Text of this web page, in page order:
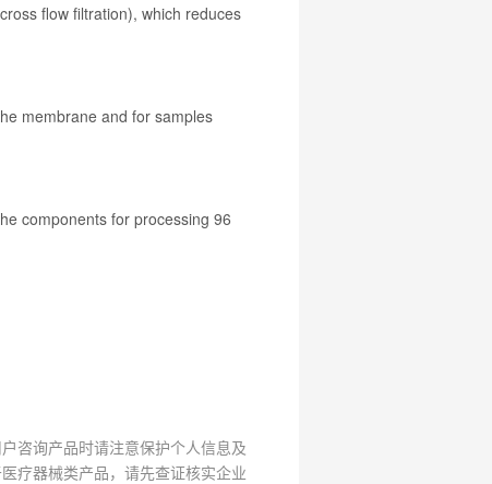
flow filtration), which reduces
membrane and for samples
components for processing 96
咨询产品时请注意保护个人信息及
疗器械类产品，请先查证核实企业